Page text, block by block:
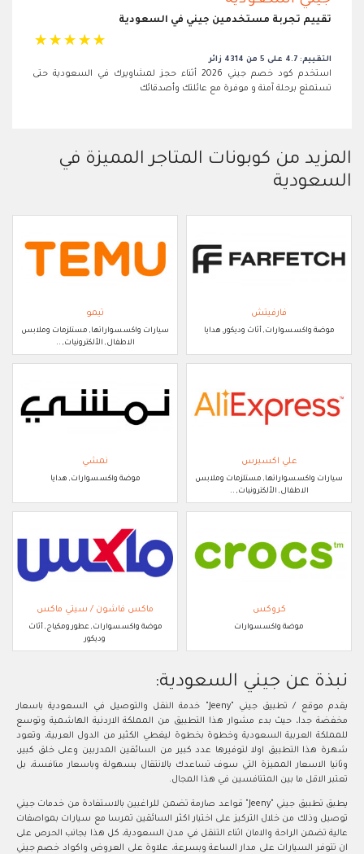
تقييم تجربة مستخدمين جيني في السعودية
☆ ☆ ☆ ☆ ☆
التقييم: 4.7 على 5 من 4314 زائر
استخدم كود خصم جيني 2026 أثناء حجز لمشاويرك في السعودية حتى
تستمتع برحلة آمنة و موفرة مع عائلتك وأصدقائك
المزيد من كوبونات المتاجر المميزة في
السعودية
فارفيتش
موضة واكسسوارات, أثاث وديكور, هدايا
تيمو
سيارات واكسسواراتها, مستلزمات وملابس
الاطفال, الألكترونيات, ..
علي اكسبرس
سيارات واكسسواراتها, مستلزمات وملابس
الاطفال, الألكترونيات, ..
نمشي
موضة واكسسوارات, هدايا
كروكس
موضة واكسسوارات
ماكس فاشون / سيتي ماكس
موضة واكسسوارات, عطور ومكياج, أثاث
وديكور
نبذة عن جيني السعودية:
يقدم موقع / تطبيق جيني "Jeeny" خدمة النقل والتوصيل في السعودية باسعار
مخفضة جدا، حيث بدء مشوار هذا التطبيق من المملكة الاردنية الهاشمية وتوسع
للمملكة العربية السعودية وخطوة بخطوة ليغطي الكثير من الدول العربية، وتعود
شهرة هذا التطبيق اولا لتوفيرها عدد كبير من السائقين المدربين وعلى خلق كبير،
وثانيا الاسعار المميزة التي سوف تساعدك بالانتقال بسهولة وباسعار منافسة، بل
تعتبر الاقل ما بين المتنافسين في هذا المجال.
يطبق تطبيق جيني "Jeeny" قواعد صارمة تضمن للراغبين بالاستفادة من خدمات جيني
توصيل وذلك من خلال التركيز على اختيار اكثر السائقين تمرسا مع سيارات بمواصفات
عالية تضمن الراحة والامان اثناء التنقل في مدن السعودية، كل هذا بجانب الحرص على
ان تتوفر السيارات على مدار الساعة وبسرعة، علاوة على العروض واكواد خصم جيني